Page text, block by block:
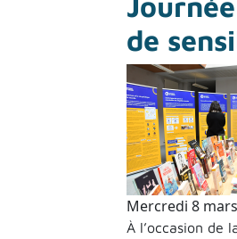
de
Mercredi 8
À l’occasion de